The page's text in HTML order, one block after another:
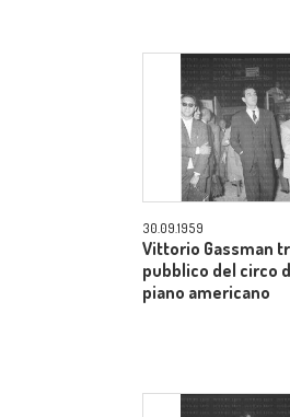
30.09.1959
Vittorio Gassman
pubblico del circo
piano americano